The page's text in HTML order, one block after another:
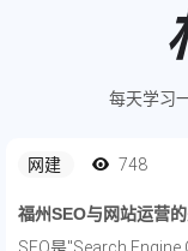
每天学习
网建 748
福州SEO与网站运营